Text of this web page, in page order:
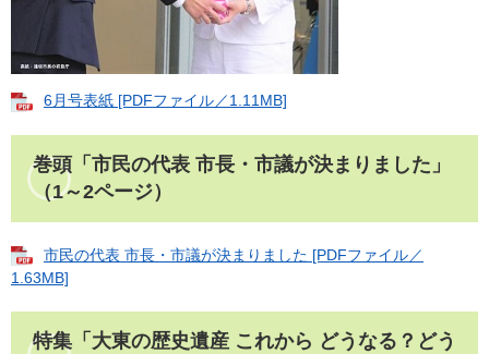
6月号表紙 [PDFファイル／1.11MB]
巻頭「市民の代表 市長・市議が決まりました」
（1～2ページ）
市民の代表 市長・市議が決まりました [PDFファイル／
1.63MB]
特集「大東の歴史遺産 これから どうなる？どう